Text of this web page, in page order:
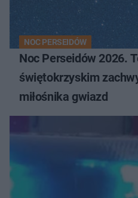
NOC PERSEIDÓW
Noc Perseidów 2026.
świętokrzyskim
miłośnika gwiazd